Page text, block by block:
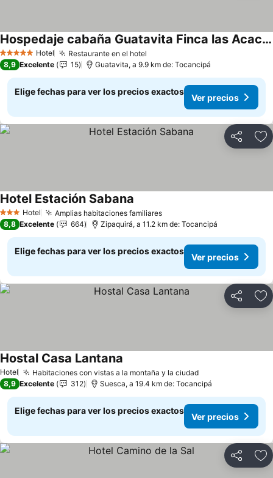
5 Estrellas Hotel Restaurante en el hotel
Hospedaje cabaña Guatavita Finca las Acacias
Ver precios
8,9 Excelente 15 Guatavita, a 9.9 km de: Tocancipá
Elige fechas para ver los precios exactos
Ver precios
Compartir
3 Estrellas
Hotel Amplias habitaciones familiaresVer precios
Hotel Estación Sabana
8,8 Excelente 664 Zipaquirá, a 11.2 km de: Tocancipá
Elige fechas para ver los precios exactos
Ver precios
Compartir
Hotel Habitaciones con vistas a la montaña y la ciudadVer precios
Hostal Casa Lantana
8,9 Excelente 312 Suesca, a 19.4 km de: Tocancipá
Elige fechas para ver los precios exactos
Ver precios
Compartir